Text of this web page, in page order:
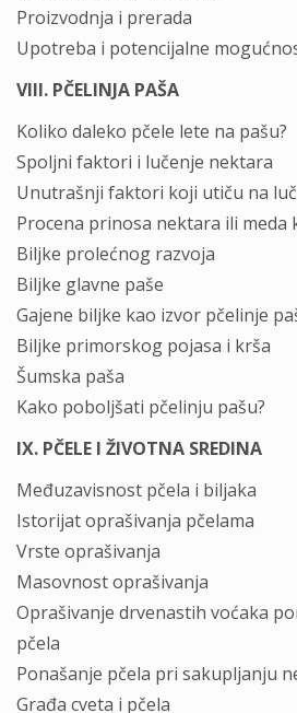
Proizvodnja i prerada
Upotreba i potencijalne
VIII. PČELINJA PAŠA
Koliko daleko pčele lete na pašu?
Spoljni faktori i lučenje nektara
Unutrašnji faktori koji utiču na
Procena prinosa nektara ili
Biljke prolećnog razvoja
Biljke glavne paše
Gajene biljke kao izvor pčelinje
Biljke primorskog pojasa i krša
Šumska paša
Kako poboljšati pčelinju pašu?
IX. PČELE I ŽIVOTNA SREDINA
Međuzavisnost pčela i biljaka
Istorijat oprašivanja pčelama
Vrste oprašivanja
Masovnost oprašivanja
Oprašivanje drvenastih voćaka
pčela
Ponašanje pčela pri sakupljanju
Građa cveta i pčela